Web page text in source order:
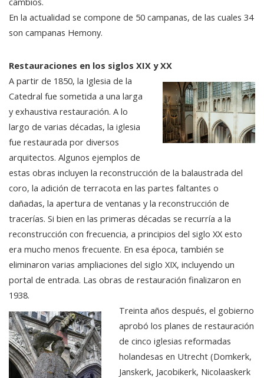
En la actualidad se compone de 50 campanas, de las cuales 34
son campanas Hemony.
Restauraciones en los siglos XIX y XX
A partir de 1850, la Iglesia de la
Catedral fue sometida a una larga
y exhaustiva restauración. A lo
largo de varias décadas, la iglesia
fue restaurada por diversos
arquitectos. Algunos ejemplos de
estas obras incluyen la reconstrucción de la balaustrada del
coro, la adición de terracota en las partes faltantes o
dañadas, la apertura de ventanas y la reconstrucción de
tracerías. Si bien en las primeras décadas se recurría a la
reconstrucción con frecuencia, a principios del siglo XX esto
era mucho menos frecuente. En esa época, también se
eliminaron varias ampliaciones del siglo XIX, incluyendo un
portal de entrada. Las obras de restauración finalizaron en
1938.
Treinta años después, el gobierno
aprobó los planes de restauración
de cinco iglesias reformadas
holandesas en Utrecht (Domkerk,
Janskerk, Jacobikerk, Nicolaaskerk